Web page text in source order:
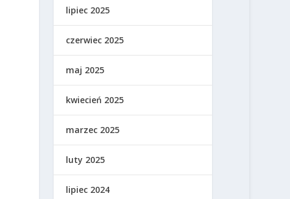
lipiec 2025
czerwiec 2025
maj 2025
kwiecień 2025
marzec 2025
luty 2025
lipiec 2024